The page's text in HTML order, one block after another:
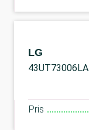
LG
43UT73006LA
Pris